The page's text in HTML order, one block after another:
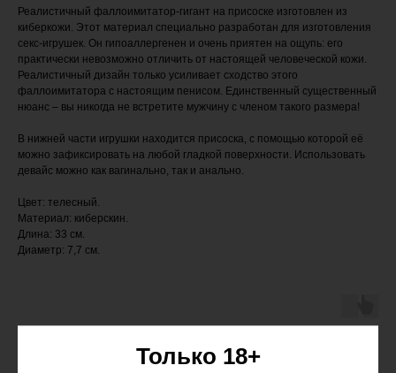
Только 18+
Реалистичный фаллоимитатор-гигант на присоске изготовлен из
киберкожи. Этот материал специально разработан для изготовления
секс-игрушек. Он гипоаллергенен и очень приятен на ощупь: его
практически невозможно отличить от настоящей человеческой кожи.
Реалистичный дизайн только усиливает сходство этого
фаллоимитатора с настоящим пенисом. Единственный существенный
нюанс – вы никогда не встретите мужчину с членом такого размера!
В нижней части игрушки находится присоска, с помощью которой её
можно зафиксировать на любой гладкой поверхности. Использовать
девайс можно как вагинально, так и анально.
Цвет: телесный.
Материал: киберскин.
Длина: 33 см.
Диаметр: 7,7 см.